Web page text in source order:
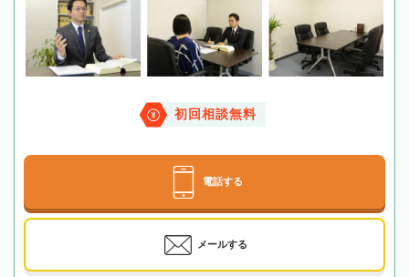
初回相談無料
電話する
メールする